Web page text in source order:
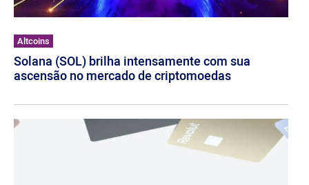
Altcoins
Solana (SOL) brilha intensamente com sua
ascensão no mercado de criptomoedas